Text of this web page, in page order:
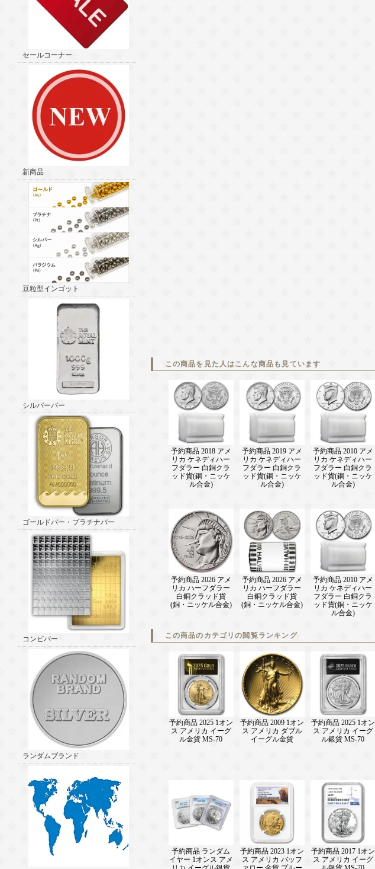
セールコーナー
新商品
豆粒型インゴット
シルバーバー
ゴールドバー・プラチナバー
コンビバー
ランダムブランド
この商品を見た人はこんな商品も見ています
予約商品 2018 アメ
リカ ケネディハー
フダラー 白銅クラ
ッド貨(銅・ニッケ
ル合金)
予約商品 2019 アメ
リカ ケネディハー
フダラー 白銅クラ
ッド貨(銅・ニッケ
ル合金)
予約商品 2010 アメ
リカ ケネディハー
フダラー 白銅クラ
ッド貨(銅・ニッケ
ル合金)
予約商品 2026 アメ
リカ ハーフダラー
白銅クラッド貨
(銅・ニッケル合金)
予約商品 2026 アメ
リカ ハーフダラー
白銅クラッド貨
(銅・ニッケル合金)
予約商品 2010 アメ
リカ ケネディハー
フダラー 白銅クラ
ッド貨(銅・ニッケ
ル合金)
この商品のカテゴリの閲覧ランキング
予約商品 2025 1オン
ス アメリカ イーグ
ル金貨 MS-70
予約商品 2009 1オン
ス アメリカ ダブル
イーグル金貨
予約商品 2025 1オン
ス アメリカ イーグ
ル銀貨 MS-70
予約商品 ランダム
イヤー 1オンス アメ
予約商品 2023 1オン
ス アメリカ バッフ
予約商品 2017 1オン
ス アメリカ イーグ